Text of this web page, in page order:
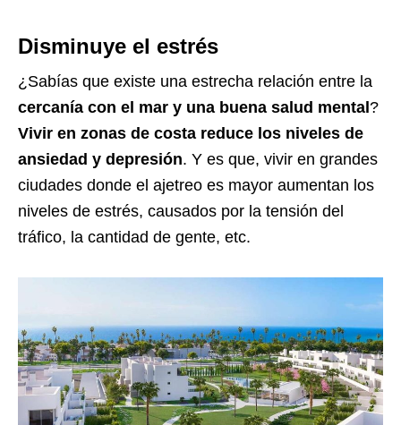
Disminuye el estrés
¿Sabías que existe una estrecha relación entre la
cercanía con el mar y una buena salud mental ?
Vivir en zonas de costa reduce los niveles de
ansiedad y depresión. Y es que, vivir en grandes
ciudades donde el ajetreo es mayor aumentan los
niveles de estrés, causados por la tensión del
tráfico, la cantidad de gente, etc.